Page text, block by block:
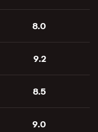
8.0
9.2
8.5
9.0